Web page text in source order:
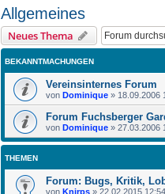
Allgemeines
Neues Thema
BEKANNTMACHUNGEN
Vereinsinternes Forum
von Dominique » 18.09.2006
Forum Fuchsberger
von Dominique » 27.03.2006
THEMEN
Forum: Bugs, Kritik,
von Knirps » 22.02.2015 12:54